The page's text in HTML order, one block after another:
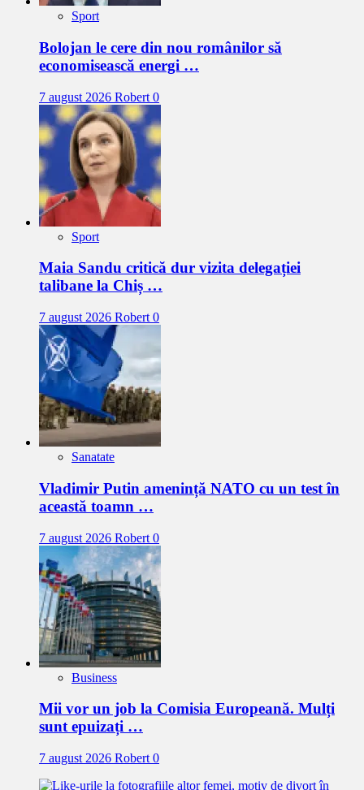
Sport
Bolojan le cere din nou românilor să
economisească energi …
7 august 2026 Robert 0
Sport
Maia Sandu critică dur vizita delegației
talibane la Chiș …
7 august 2026 Robert 0
Sanatate
Vladimir Putin amenință NATO cu un test în
această toamn …
7 august 2026 Robert 0
Business
Mii vor un job la Comisia Europeană. Mulți
sunt epuizați …
7 august 2026 Robert 0